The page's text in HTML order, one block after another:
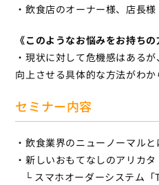
・飲食店のオーナー様、店長様
《このようなお悩みをお持ち
・現状に対して危機感はある
向上させる具体的な方法がわか
セミナー内容
・飲食業界のニューノーマルと
・新しいおもてなしのアリカタ
└ スマホオーダーシステム